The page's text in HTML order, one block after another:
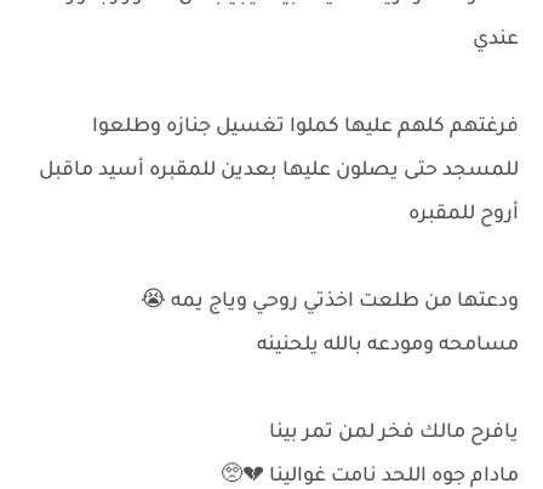
عندي
فرغتهم كلهم عليها كملوا تغسيل جنازه وطلعوا
للمسجد حتى يصلون عليها بعدين للمقبره أسيد ماقبل
أروح للمقبره
ودعتها من طلعت اخذتي روحي وياج يمه 😭
مسامحه ومودعه بالله يلحنينه
يافرح مالك فخر لمن تمر بينا
مادام جوه اللحد نامت غوالينا 💔🥺